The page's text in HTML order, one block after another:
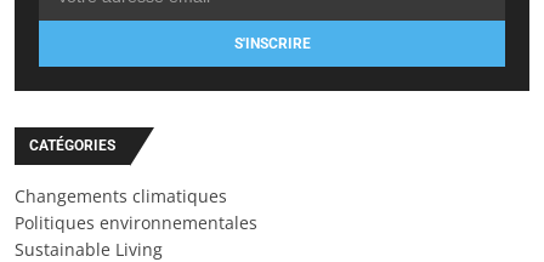
S'INSCRIRE
CATÉGORIES
Changements climatiques
Politiques environnementales
Sustainable Living